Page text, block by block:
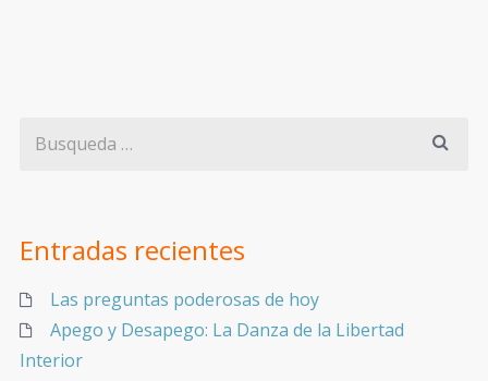
Entradas recientes
Las preguntas poderosas de hoy
Apego y Desapego: La Danza de la Libertad
Interior